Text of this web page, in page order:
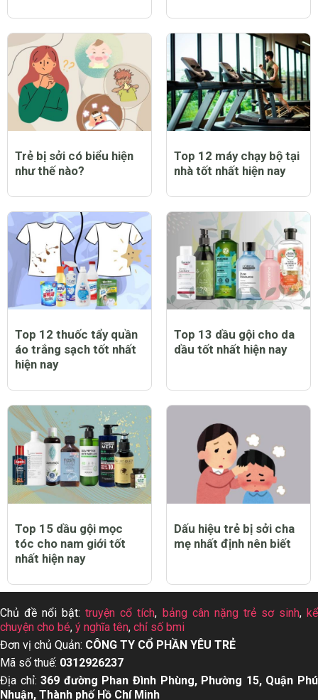
Trẻ bị sởi có biểu hiện
như thế nào?
Top 12 máy chạy bộ tại
nhà tốt nhất hiện nay
Top 12 thuốc tẩy quần
áo trắng sạch tốt nhất
hiện nay
Top 13 dầu gội cho da
dầu tốt nhất hiện nay
Top 15 dầu gội mọc
tóc cho nam giới tốt
nhất hiện nay
Dấu hiệu trẻ bị sởi cha
mẹ nhất định nên biết
Chủ đề nổi bật:truyện cổ tích, bảng cân nặng trẻ sơ sinh,kể
chuyện cho bé, ý nghĩa tên, chỉ số bmi
Đơn vị chủ Quản: CÔNG TY CỔ PHẦN YÊU TRẺ
Mã số thuế: 0312926237
Địa chỉ:369 đường Phan Đình Phùng, Phường 15, Quận Phú
Nhuận, Thành phố Hồ Chí Minh